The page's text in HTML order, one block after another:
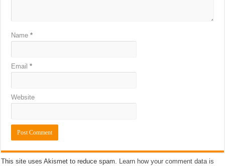
Name*
Email*
Website
This site uses Akismet to reduce spam.
Learn how your comment data is